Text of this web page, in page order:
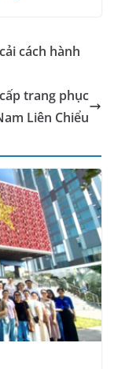
cách hành
trang phục
Liên Chiểu